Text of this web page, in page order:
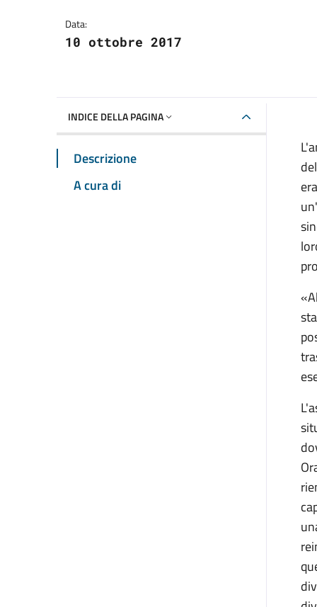
Data:
10 ottobre 2017
INDICE DELLA PAGINA
Descrizione
A cura di